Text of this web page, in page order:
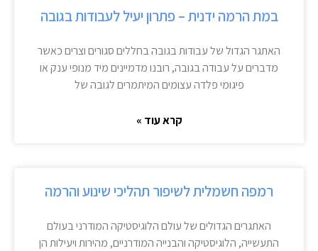
במת הרמה ידנית – פתרון יעיל לעבודות בגובה
האתגר הגדול של עבודות בגובה בחללים סגורים וצרים כאשר
מדברים על עבודה בגובה, רובנו מדמיינים מיד מנופי ענק או
פיגומי פלדה עצומים המיתמרים לגובה של
קרא עוד »
רמפה חשמלית לשיפור תהליכי שינוע והרמה
האתגרים הגדולים של עולם הלוגיסטיקה המודרני בעולם
התעשייה, הלוגיסטיקה והבנייה המודרניים, מהירות ויעילות הן